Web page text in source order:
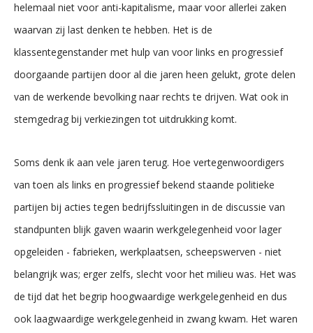
helemaal niet voor anti-kapitalisme, maar voor allerlei zaken
waarvan zij last denken te hebben. Het is de
klassentegenstander met hulp van voor links en progressief
doorgaande partijen door al die jaren heen gelukt, grote delen
van de werkende bevolking naar rechts te drijven. Wat ook in
stemgedrag bij verkiezingen tot uitdrukking komt.
Soms denk ik aan vele jaren terug. Hoe vertegenwoordigers
van toen als links en progressief bekend staande politieke
partijen bij acties tegen bedrijfssluitingen in de discussie van
standpunten blijk gaven waarin werkgelegenheid voor lager
opgeleiden - fabrieken, werkplaatsen, scheepswerven - niet
belangrijk was; erger zelfs, slecht voor het milieu was. Het was
de tijd dat het begrip hoogwaardige werkgelegenheid en dus
ook laagwaardige werkgelegenheid in zwang kwam. Het waren